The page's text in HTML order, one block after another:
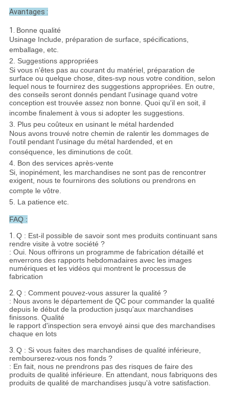
Avantages :
1. Bonne qualité
Usinage Include, préparation de surface, spécifications,
emballage, etc.
2. Suggestions appropriées
Si vous n'êtes pas au courant du matériel, préparation de
surface ou quelque chose, dites-svp nous votre condition, selon
lequel nous te fournirez des suggestions appropriées. En outre,
des conseils seront donnés pendant l'usinage quand votre
conception est trouvée assez non bonne. Quoi qu'il en soit, il
incombe finalement à vous si adopter les suggestions.
3. Plus peu coûteux en usinant le métal hardended
Nous avons trouvé notre chemin de ralentir les dommages de
l'outil pendant l'usinage du métal hardended, et en
conséquence, les diminutions de coût.
4. Bon des services après-vente
Si, inopinément, les marchandises ne sont pas de rencontrer
exigent, nous te fournirons des solutions ou prendrons en
compte le vôtre.
5. La patience etc.
FAQ :
1. Q : Est-il possible de savoir sont mes produits continuant sans
rendre visite à votre société ?
: Oui. Nous offrirons un programme de fabrication détaillé et
enverrons des rapports hebdomadaires avec les images
numériques et les vidéos qui montrent le processus de
fabrication
2. Q : Comment pouvez-vous assurer la qualité ?
: Nous avons le département de QC pour commander la qualité
depuis le début de la production jusqu'aux marchandises
finissons. Qualité
le rapport d'inspection sera envoyé ainsi que des marchandises
chaque en lots
3. Q : Si vous faites des marchandises de qualité inférieure,
rembourserez-vous nos fonds ?
: En fait, nous ne prendrons pas des risques de faire des
produits de qualité inférieure. En attendant, nous fabriquons des
produits de qualité de marchandises jusqu'à votre satisfaction.